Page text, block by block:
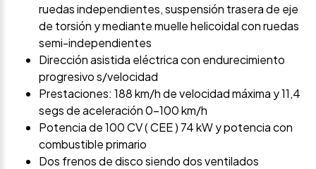
ruedas independientes, suspensión trasera de eje
de torsión y mediante muelle helicoidal con ruedas
semi-independientes
Dirección asistida eléctrica con endurecimiento
progresivo s/velocidad
Prestaciones: 188 km/h de velocidad máxima y 11,4
segs de aceleración 0-100 km/h
Potencia de 100 CV ( CEE ) 74 kW y potencia con
combustible primario
Dos frenos de disco siendo dos ventilados